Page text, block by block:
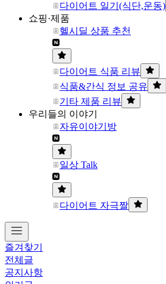
다이어트 일기(식단,운동)
쇼핑·제품
헬시딜 상품 추천
다이어트 식품 리뷰
식품&간식 정보 공유
기타 제품 리뷰
우리들의 이야기
자유이야기방
일상 Talk
다이어트 자극짤
즐겨찾기
전체글
공지사항